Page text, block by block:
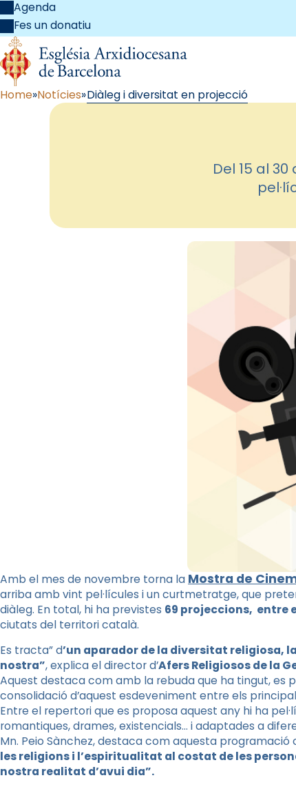
Agenda
Fes un donatiu
Home Notícies Diàleg i diversitat en projecció
Del 15 al
Amb el mes de novembre torna la Mostra de
arriba amb vint pel·lícules i un curtmetratge, que
diàleg. En total, hi ha previstes 69 projeccions, entre
ciutats del territori català.
Es tracta” d’un aparador de la diversitat religiosa,
nostra”, explica el director d’Afers Religiosos de la
Aquest destaca com amb la rebuda que ha tingut, es
consolidació d’aquest esdeveniment entre els
Entre el repertori que es proposa aquest any hi ha
romantiques, drames, existencials… i adaptades a
Mn. Peio Sànchez, destaca com aquesta programació
les religions i l’espiritualitat al costat de les
nostra realitat d’avui dia”.